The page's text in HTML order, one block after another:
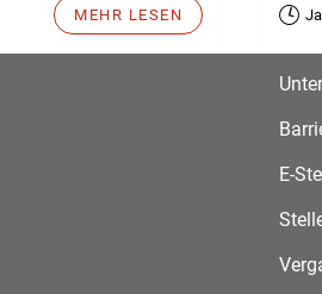
MEHR LESEN
E-